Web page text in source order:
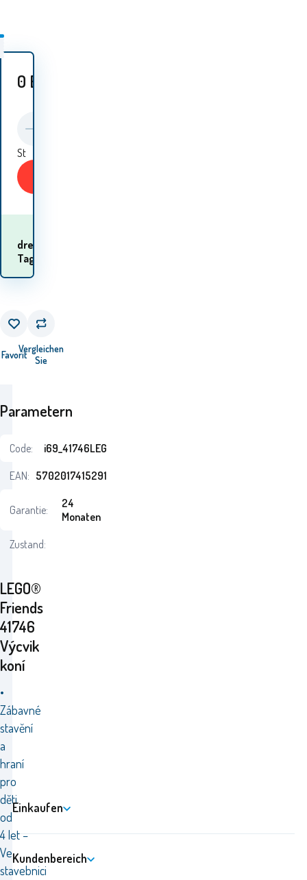
0 EUR
St
drei
Tage
FavoritVergleichen
Sie
LEGO®
Friends
41746
Výcvik
koní
•
Zábavné
stavění
a
hraní
pro
děti
od
4 let –
Ve
stavebnici
Parametern
Code:
i69_41746LEG
EAN: 5702017415291
Garantie:
24
Monaten
Zustand:
Einkaufen
Kundenbereich